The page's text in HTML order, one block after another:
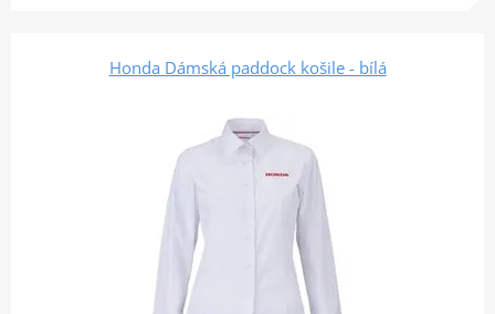
Honda Dámská paddock košile - bílá